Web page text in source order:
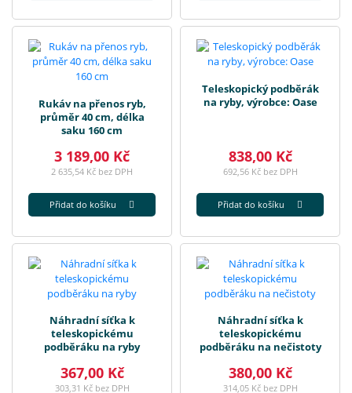
Rukáv na přenos ryb,
průměr 40 cm, délka
saku 160 cm
3 189,00 Kč
2 635,54 Kč bez DPH
Přidat do košíku
Teleskopický podběrák
na ryby, výrobce: Oase
838,00 Kč
692,56 Kč bez DPH
Přidat do košíku
Náhradní síťka k
teleskopickému
podběráku na ryby
367,00 Kč
303,31 Kč bez DPH
Náhradní síťka k
teleskopickému
podběráku na nečistoty
380,00 Kč
314,05 Kč bez DPH